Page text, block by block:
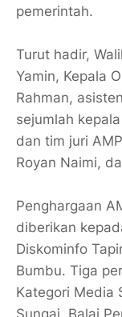
pemerintah.
Turut hadir,
Yamin, Kepala
Rahman,
sejumlah
dan tim juri
Royan Naimi,
Penghargaan
diberikan
Diskominfo
Bumbu. Tiga
Kategori Media